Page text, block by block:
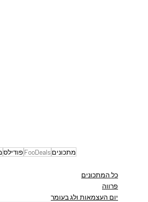
מתכונים FooDeals פודילס
כל המתכונים
פרווה
יום העצמאות ולג בעומר